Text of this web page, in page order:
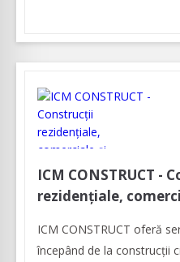
ICM CONSTRUCT -
rezidențiale,
ICM CONSTRUCT oferă
începând de la construcții